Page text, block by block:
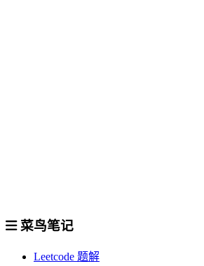
菜鸟笔记
Leetcode 题解